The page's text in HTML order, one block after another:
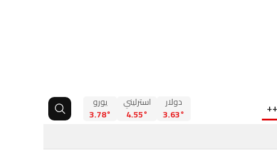
دولار
3.63°
استرليني
4.55°
يورو
3.78°